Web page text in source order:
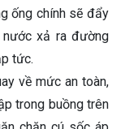
ống chính sẽ đẩy
nước xả ra đường
tức.
về mức an toàn,
trong buồng trên